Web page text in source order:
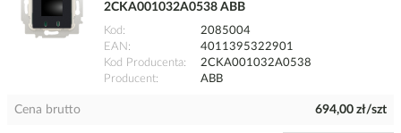
2CKA001032A0538 ABB
Kod
2085004
EAN
4011395322901
Kod Producenta
2CKA001032A0538
Producent
ABB
Cena brutto 694,00 zł/szt